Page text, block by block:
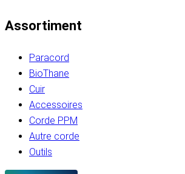
Assortiment
Paracord
BioThane
Cuir
Accessoires
Corde PPM
Autre corde
Outils